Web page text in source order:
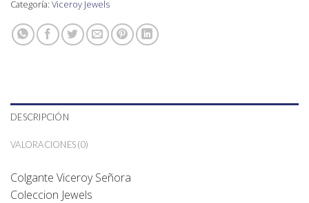
Categoría: Viceroy Jewels
DESCRIPCIÓN
VALORACIONES (0)
Colgante Viceroy Señora
Coleccion Jewels